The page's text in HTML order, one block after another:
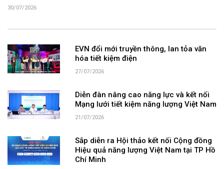
30/07/2026
EVN đổi mới truyền thông, lan tỏa văn
hóa tiết kiệm điện
27/07/2026
Diễn đàn nâng cao năng lực và kết nối
Mạng lưới tiết kiệm năng lượng Việt Nam
21/07/2026
Sắp diễn ra Hội thảo kết nối Cộng đồng
Hiệu quả năng lượng Việt Nam tại TP Hồ
Chí Minh